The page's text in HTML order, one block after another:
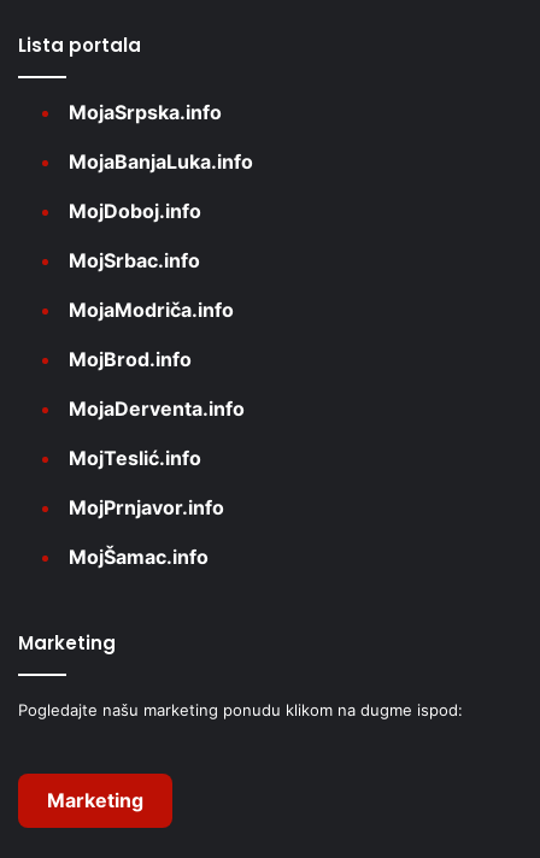
Lista portala
MojaSrpska.info
MojaBanjaLuka.info
MojDoboj.info
MojSrbac.info
MojaModriča.info
MojBrod.info
MojaDerventa.info
MojTeslić.info
MojPrnjavor.info
MojŠamac.info
Marketing
Pogledajte našu marketing ponudu klikom na dugme ispod:
Marketing